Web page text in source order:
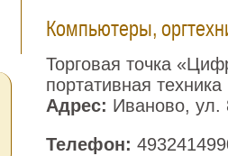
Компьютеры,
Торговая точка
портативная техника
Адрес: Иваново,
Телефон: